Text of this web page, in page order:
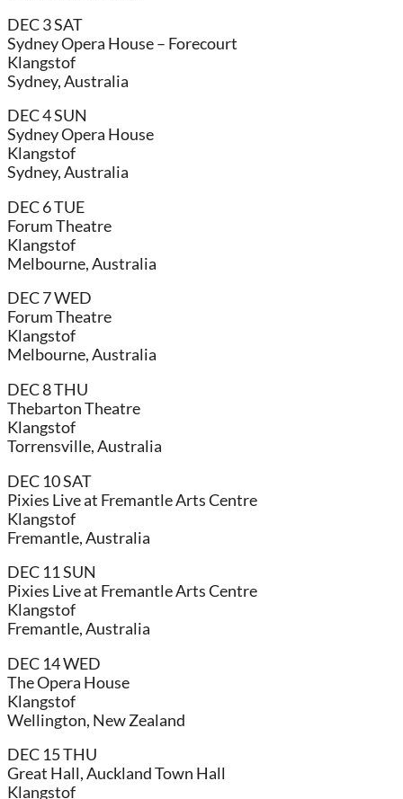
DEC 3 SAT
Sydney Opera House – Forecourt
Klangstof
Sydney, Australia
DEC 4 SUN
Sydney Opera House
Klangstof
Sydney, Australia
DEC 6 TUE
Forum Theatre
Klangstof
Melbourne, Australia
DEC 7 WED
Forum Theatre
Klangstof
Melbourne, Australia
DEC 8 THU
Thebarton Theatre
Klangstof
Torrensville, Australia
DEC 10 SAT
Pixies Live at Fremantle Arts Centre
Klangstof
Fremantle, Australia
DEC 11 SUN
Pixies Live at Fremantle Arts Centre
Klangstof
Fremantle, Australia
DEC 14 WED
The Opera House
Klangstof
Wellington, New Zealand
DEC 15 THU
Great Hall, Auckland Town Hall
Klangstof